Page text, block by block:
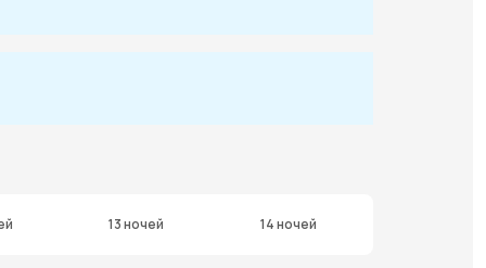
13 ночей 14 ночей